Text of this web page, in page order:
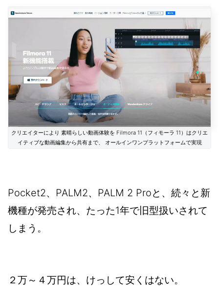
クリエイターにより 素晴らしい動画体験を Filmora 11（フィモーラ 11）はクリエ
イティブな動画編集から共有まで、 オールインワンプラットフォームで実現
Pocket2、PALM2、PALM 2 Proと、続々と新
機種が発売され、たった1年で旧型扱いされて
しまう。
２万～４万円は、けっして安くはない。